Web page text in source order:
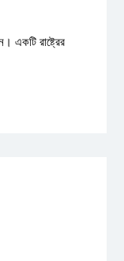
একটি রাষ্ট্রের